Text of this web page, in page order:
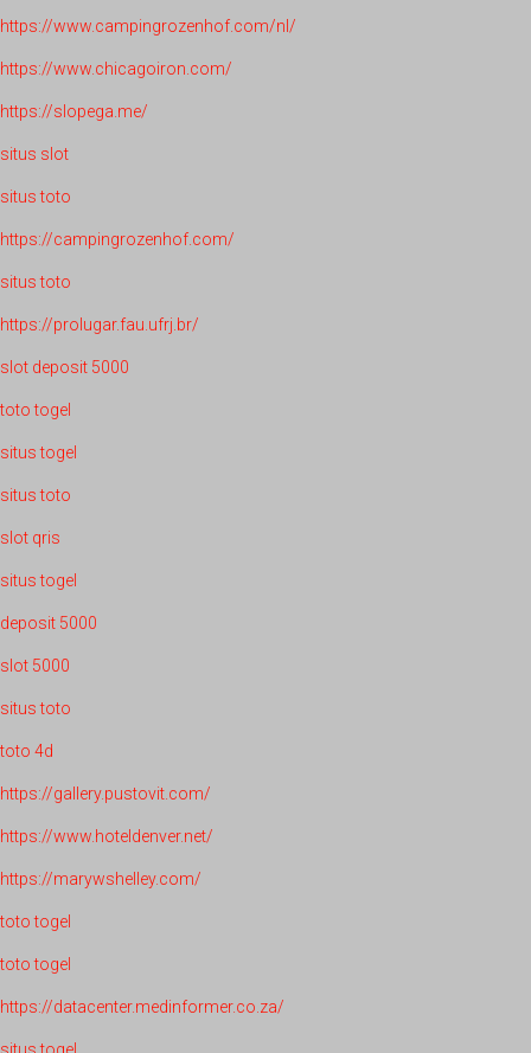
https://www.campingrozenhof.com/nl/
https://www.chicagoiron.com/
https://slopega.me/
situs slot
situs toto
https://campingrozenhof.com/
situs toto
https://prolugar.fau.ufrj.br/
slot deposit 5000
toto togel
situs togel
situs toto
slot qris
situs togel
deposit 5000
slot 5000
situs toto
toto 4d
https://gallery.pustovit.com/
https://www.hoteldenver.net/
https://marywshelley.com/
toto togel
toto togel
https://datacenter.medinformer.co.za/
situs togel